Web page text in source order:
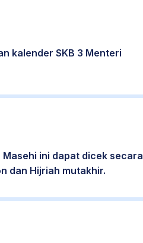
kalender SKB 3 Menteri
ini dapat dicek secara
dan Hijriah mutakhir.